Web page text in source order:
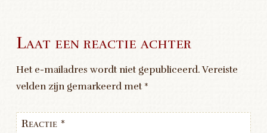
Laat een reactie achter
Het e-mailadres wordt niet gepubliceerd.Vereiste
velden zijn gemarkeerd met *
Reactie *